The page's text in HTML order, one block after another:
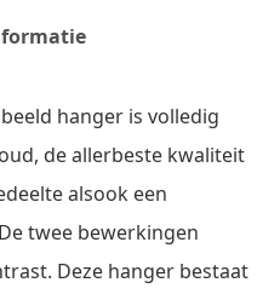
hanger is volledig
de allerbeste kwaliteit
alsook een
twee bewerkingen
Deze hanger bestaat